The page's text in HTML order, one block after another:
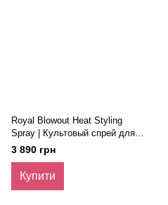
Royal Blowout Heat Styling
Spray | Культовый спрей для
термальної укладки, 175 мл
3 890 грн
Купити